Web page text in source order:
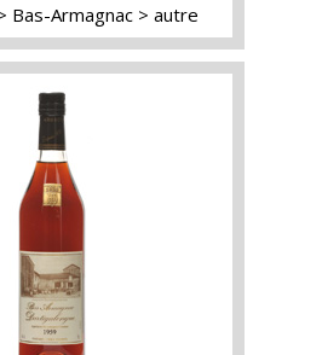
Bas-Armagnac autre